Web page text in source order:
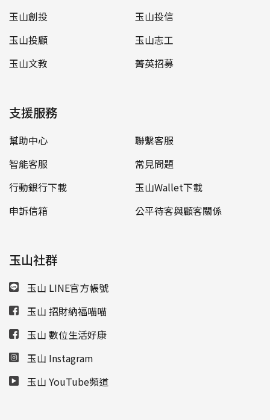
玉山創投
玉山投信
玉山投顧
玉山志工
玉山文教
菁英招募
支援服務
幫助中心
聯繫客服
智能客服
常見問題
行動銀行下載
玉山Wallet下載
申訴信箱
公平待客與顧客關係
玉山社群
玉山 LINE官方帳號
玉山 招財納福喵喵
玉山 數位生活好康
玉山 Instagram
玉山 YouTube頻道